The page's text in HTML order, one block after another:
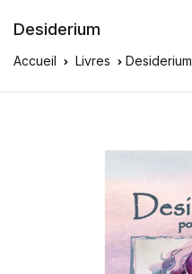
Desiderium
Accueil Livres Desiderium